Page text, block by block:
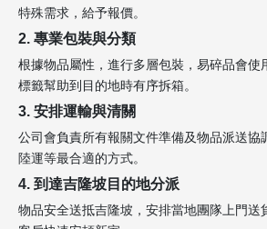
特殊需求，給予報價。
2. 專業包裝與分類
根據物品屬性，進行多層包裝，易碎品會使
標籤幫助到目的地時有序拆箱。
3. 安排運輸與清關
公司會負責所有報關文件準備及物品派送協
陸運等最合適的方式。
4. 到達吉隆坡目的地分派
物品安全送抵吉隆坡，安排當地團隊上門送